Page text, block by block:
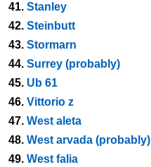
41. Stanley
42. Steinbutt
43. Stormarn
44. Surrey (probably)
45. Ub 61
46. Vittorio z
47. West aleta
48. West arvada (probably)
49. West falia